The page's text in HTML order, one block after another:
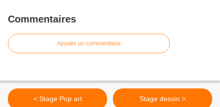
Commentaires
Ajouter un commentaire
< Stage Pop art Stage dessin >